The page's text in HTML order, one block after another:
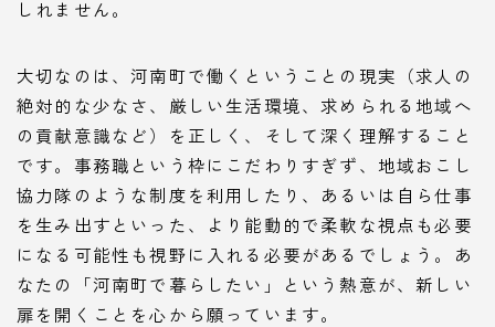
しれません。
大切なのは、河南町で働くということの現実（求人の
絶対的な少なさ、厳しい生活環境、求められる地域へ
の貢献意識など）を正しく、そして深く理解すること
です。事務職という枠にこだわりすぎず、地域おこし
協力隊のような制度を利用したり、あるいは自ら仕事
を生み出すといった、より能動的で柔軟な視点も必要
になる可能性も視野に入れる必要があるでしょう。あ
なたの「河南町で暮らしたい」という熱意が、新しい
扉を開くことを心から願っています。